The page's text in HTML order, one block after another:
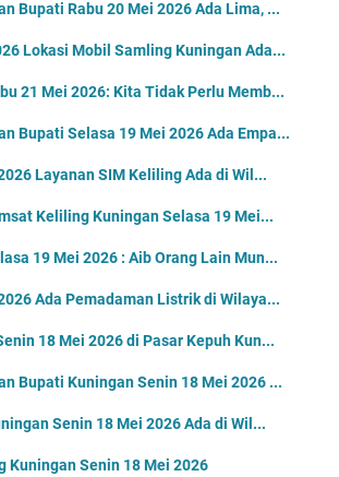
Bupati Rabu 20 Mei 2026 Ada Lima, ...
Lokasi Mobil Samling Kuningan Ada...
21 Mei 2026: Kita Tidak Perlu Memb...
Bupati Selasa 19 Mei 2026 Ada Empa...
Layanan SIM Keliling Ada di Wil...
Keliling Kuningan Selasa 19 Mei...
19 Mei 2026 : Aib Orang Lain Mun...
Ada Pemadaman Listrik di Wilaya...
18 Mei 2026 di Pasar Kepuh Kun...
Bupati Kuningan Senin 18 Mei 2026 ...
Senin 18 Mei 2026 Ada di Wil...
Kuningan Senin 18 Mei 2026